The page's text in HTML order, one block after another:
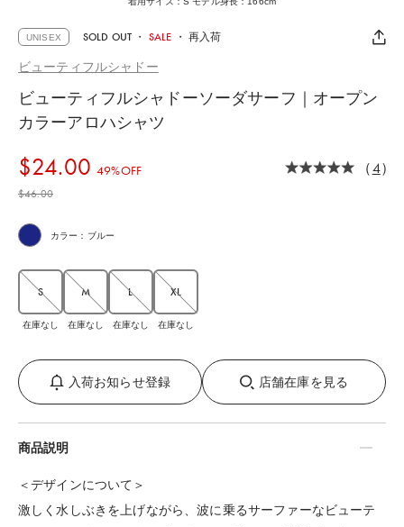
UNISEX SOLD OUT ・ SALE ・ 再入荷
ビューティフルシャドー
ビューティフルシャドーソーダサーフ｜オープン
カラーアロハシャツ
$‌24.00 49%OFF （4）
$‌46.00
カラー：ブルー
S
在庫なし
M
在庫なし
L
在庫なし
XL
在庫なし
入荷お知らせ登録 店舗在庫を見る
商品説明
＜デザインについて＞
激しく水しぶきを上げながら、波に乗るサーファーなビューテ